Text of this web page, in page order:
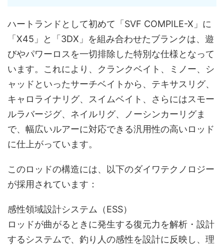
ハートランドとして初めて「SVF COMPILE-X」に
「X45」と「3DX」を組み合わせたブランクは、遊
びやパワーロスを一切排除した特別な仕様となって
います。これにより、クランクベイト、ミノー、シ
ャッドといったサーチベイトから、テキサスリグ、
キャロライナリグ、スイムベイト、さらにはスモー
ルラバージグ、ネイルリグ、ノーシンカーリグま
で、幅広いルアーに対応できる汎用性の高いロッド
に仕上がっています。
このロッドの構造には、以下のダイワテクノロジー
が採用されています：
感性領域設計システム（ESS）
ロッドが曲がるときに発生する復元力を解析・設計
するシステムで、釣り人の感性を設計に反映し、理